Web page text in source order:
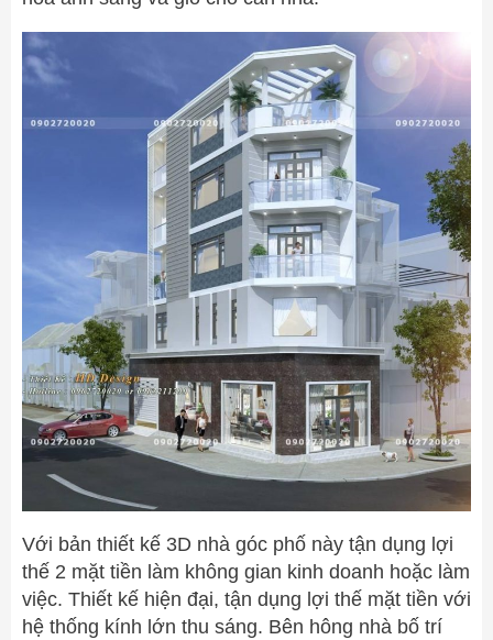
Với bản thiết kế 3D nhà góc phố này tận dụng lợi
thế 2 mặt tiền làm không gian kinh doanh hoặc làm
việc. Thiết kế hiện đại, tận dụng lợi thế mặt tiền với
hệ thống kính lớn thu sáng. Bên hông nhà bố trí